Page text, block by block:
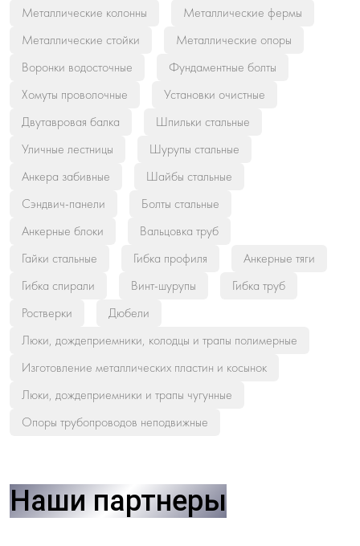
Металлические колонны
Металлические фермы
Металлические стойки
Металлические опоры
Воронки водосточные
Фундаментные болты
Хомуты проволочные
Установки очистные
Двутавровая балка
Шпильки стальные
Уличные лестницы
Шурупы стальные
Анкера забивные
Шайбы стальные
Сэндвич-панели
Болты стальные
Анкерные блоки
Вальцовка труб
Гайки стальные
Гибка профиля
Анкерные тяги
Гибка спирали
Винт-шурупы
Гибка труб
Ростверки
Дюбели
Люки, дождеприемники, колодцы и трапы полимерные
Изготовление металлических пластин и косынок
Люки, дождеприемники и трапы чугунные
Опоры трубопроводов неподвижные
Наши партнеры